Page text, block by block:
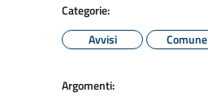
Categorie:
Avvisi
Comune
Argomenti: